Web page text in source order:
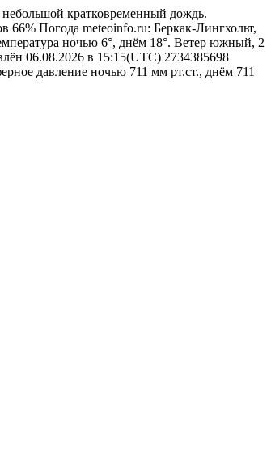
кратковременный дождь.
66% Погода meteoinfo.ru: Беркак-Лингхольт,
ночью 6°, днём 18°. Ветер южный, 2
06.08.2026 в 15:15(UTC) 2734385698
давление ночью 711 мм рт.ст., днём 711